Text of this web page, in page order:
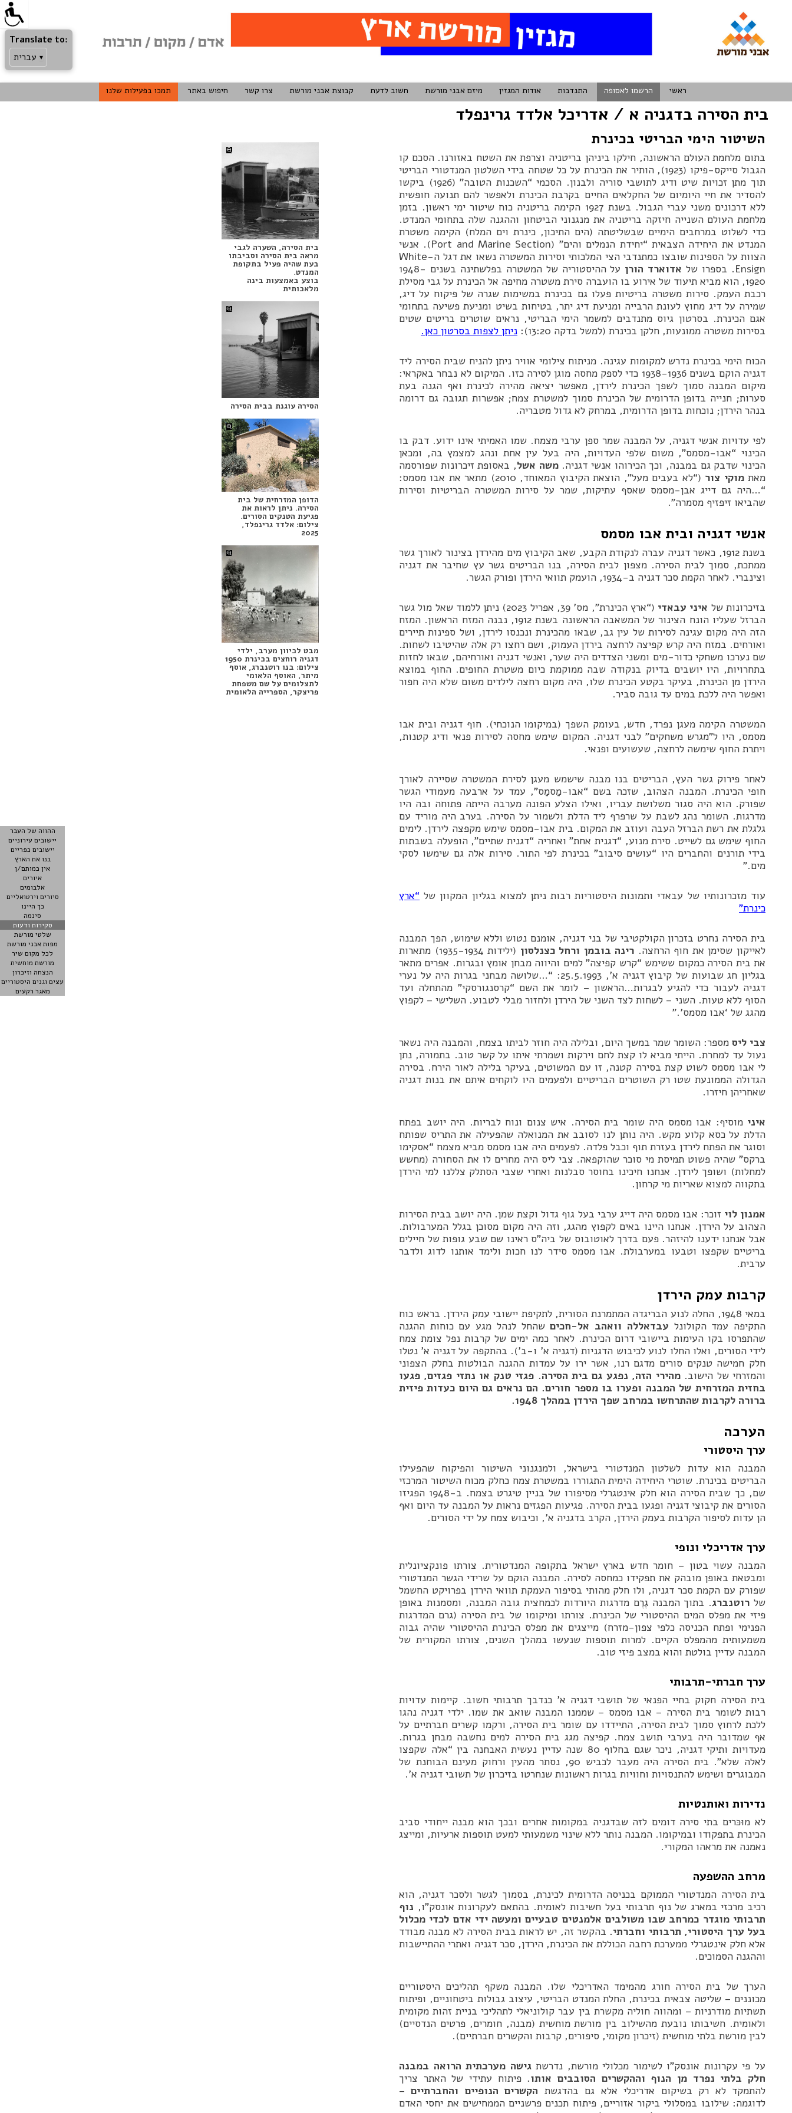
ההווה של העבר
יישובים עירוניים
יישובים כפריים
בנו את הארץ
אין כמותם/ן
איורים
אלבומים
סיורים וירטואליים
כך היינו
סינמה
סקירות ודעות
שלטי מורשת
מפות אבני מורשת
לכל מקום שיר
מורשת מוחשית
הנצחה וזיכרון
עצים וגנים היסטוריים
מאגר רקעים
to
תמכו בפעילות שלנו חיפוש באתר צרו קשר קבוצת אבני מורשת חשוב לדעת מיזם אבני מורשת אודות המגזין התנדבות הרשמו לאסופה ראשי
בית הסירה בדגניה א / אדריכל אלדד גרינפלד
השיטור הימי הבריטי בכינרת
בתום מלחמת העולם הראשונה, חילקו ביניהן בריטניה וצרפת את השטח באזורנו. הסכם קו
הגבול סייקס-פיקו (1923), הותיר את הכינרת על כל שטחה בידי השלטון המנדטורי הבריטי
תוך מתן זכויות שיט ודיג לתושבי סוריה ולבנון. הסכמי “השכנות הטובה” (1926) ביקשו
להסדיר את חיי היומיום של החקלאים החיים בקרבת הכינרת ולאפשר להם תנועה חופשית
ללא דרכונים משני עברי הגבול. בשנת 1927 הקימה בריטניה כוח שיטור ימי ראשון. בזמן
מלחמת העולם השנייה חיזקה בריטניה את מנגנוני הביטחון וההגנה שלה בתחומי המנדט.
כדי לשלוט במרחבים הימיים שבשליטתה (הים התיכון, כינרת וים המלח) הקימה משטרת
המנדט את היחידה הצבאית “יחידת הנמלים והים” (Port and Marine Section). אנשי
הצוות על הספינות שובצו כמתנדבי הצי המלכותי וסירות המשטרה נשאו את דגל ה-White
Ensign. בספרו של
אדוארד הורן
על ההיסטוריה של המשטרה בפלשתינה בשנים 1948-
1920, הוא מביא תיעוד של אירוע בו הועברה סירת משטרה מחיפה אל הכינרת על גבי מסילת
רכבת העמק. סירות משטרה בריטיות פעלו גם בכינרת במשימות שגרה של פיקוח על דיג,
שמירה על דיג מחוץ לעונת הרבייה ומניעת דיג יתר, בטיחות בשיט ומניעת פשיעה בתחומי
אגם הכינרת. בסרטון גיוס מתנדבים למשמר הימי הבריטי, נראים שוטרים בריטים שטים
בסירות משטרה ממונעות, חלקן בכינרת (למשל בדקה 13:20):
ניתן לצפות בסרטון כאן.
הכוח הימי בכינרת נדרש למקומות עגינה. מניתוח צילומי אוויר ניתן להניח שבית הסירה ליד
דגניה הוקם בשנים 1938-1936 כדי לספק מחסה מוגן לסירה כזו. המיקום לא נבחר באקראי:
מיקום המבנה סמוך לשפך הכינרת לירדן, מאפשר יציאה מהירה לכינרת ואף הגנה בעת
סערות; חנייה בדופן הדרומית של הכינרת סמוך למשטרת צמח; אפשרות תגובה גם דרומה
בנהר הירדן; נוכחות בדופן הדרומית, במרחק לא גדול מטבריה.
לפי עדויות אנשי דגניה, על המבנה שמר ספן ערבי מצמח. שמו האמיתי אינו ידוע. דבק בו
הכינוי “אבו-מסמס”, משום שלפי העדויות, היה בעל עין אחת ונהג למצמץ בה, ומכאן
הכינוי שדבק גם במבנה, וכך הכירוהו אנשי דגניה.משה אשל, באסופת זיכרונות שפורסמה
מאתמוקי צור
(“לא בעבים מעל”, הוצאת הקיבוץ המאוחד, 2010) מתאר את אבו מסמס:
“…היה גם דייג אבן-מסמס שאסף עתיקות, שמר על סירות המשטרה הבריטיות וסירות
שהביאו זיפזיף מסמרה”.
אנשי דגניה ובית אבו מסמס
בשנת 1912, כאשר דגניה עברה לנקודת הקבע, שאב הקיבוץ מים מהירדן בצינור לאורך גשר
ממתכת, סמוך לבית הסירה. מצפון לבית הסירה, בנו הבריטים גשר עץ שחיבר את דגניה
וצינברי. לאחר הקמת סכר דגניה ב-1934, הועמק תוואי הירדן ופורק הגשר.
בזיכרונות של איני עבאדי
(“ארץ הכינרת”, מס’ 39, אפריל 2023) ניתן ללמוד שאל מול גשר
הברזל שעליו הונח הצינור של המשאבה הראשונה בשנת 1912, נבנה המזח הראשון. המזח
הזה היה מקום עגינה לסירות של עין גב, שבאו מהכינרת ונכנסו לירדן, ושל ספינות תיירים
ואורחים. במזח היה קרש קפיצה לרחצה בירדן העמוק, ושם רחצו רק אלה שהיטיבו לשחות.
שם נערכו משחקי כדור-מים ומשני הצדדים היה שער, ואנשי דגניה ואורחיהם, שבאו לחזות
בתחרויות, היו יושבים בדיוק בנקודה שבה ממוקמת כיום משטרת החופים. החוף במוצא
הירדן מן הכינרת, בעיקר בקטע הכינרת שלו, היה מקום רחצה לילדים משום שלא היה חפור
ואפשר היה ללכת במים עד גובה סביר.
המשטרה הקימה מעגן נפרד, חדש, בעומק השפך (במיקומו הנוכחי). חוף דגניה ובית אבו
מסמס, היו ל”מגרש משחקים” לבני דגניה. המקום שימש מחסה לסירות פנאי ודיג קטנות,
ויתרת החוף שימשה לרחצה, שעשועים ופנאי.
לאחר פירוק גשר העץ, הבריטים בנו מבנה שישמש מעגן לסירת המשטרה שסיירה לאורך
חופי הכינרת. המבנה הצהוב, שזכה בשם “אבו-מַסמַס”, עמד על ארבעה מעמודי הגשר
שפורק. הוא היה סגור משלושת עבריו, ואילו הצלע הפונה מערבה הייתה פתוחה ובה היו
מדרגות. השומר נהג לשבת על שרפרף ליד הדלת ולשמור על הסירה. בערב היה מוריד עם
גלגלת את רשת הברזל העבה ועוזב את המקום. בית אבו-מסמס שימש מקפצה לירדן. לימים
החוף שימש גם לשייט. סירת מנוע, “דגנית אחת” ואחריה “דגנית שתיים”, הופעלה בשבתות
בידי תורנים והחברים היו “עושים סיבוב” בכינרת לפי התור. סירות אלה גם שימשו לסקי
מים.”
עוד מזכרונותיו של עבאדי ותמונות היסטוריות רבות ניתן למצוא בגליון המקוון של “ארץ
כינרת”
בית הסירה נחרט בזכרון הקולקטיבי של בני דגניה, אומנם נטוש וללא שימוש, הפך המבנה
לאייקון שסימן את חוף הרחצה. רינה בובמן ורחל כצנלסון
(ילידות 1935-1934) מתארות
את בית הסירה כמקום ששימש “קרש קפיצה” למים והיווה מבחן אומץ ובגרות. אפרים מתאר
בגליון חג שבועות של קיבוץ דגניה א’, 25.5.1993: “…שלושה מבחני בגרות היה על נערי
דגניה לעבור כדי להגיע לבגרות…הראשון – לומר את השם “קרסנגורסקי” מהתחלה ועד
הסוף ללא טעות. השני – לשחות לצד השני של הירדן ולחזור מבלי לטבוע. השלישי – לקפוץ
מהגג של ‘אבו מסמס’.”
צבי ליס מספר: השומר שמר במשך היום, ובלילה היה חוזר לביתו בצמח, והמבנה היה נשאר
נעול עד למחרת. הייתי מביא לו קצת לחם וירקות ושמרתי איתו על קשר טוב. בתמורה, נתן
לי אבו מסמס לשוט קצת בסירה קטנה, זו עם המשוטים, בעיקר בלילה לאור הירח. בסירה
הגדולה הממונעת שטו רק השוטרים הבריטיים ולפעמים היו לוקחים איתם את בנות דגניה
שאחריהן חיזרו.
איני מוסיף: אבו מסמס היה שומר בית הסירה. איש צנום ונוח לבריות. היה יושב בפתח
הדלת על כסא קלוע מקש. היה נותן לנו לסובב את המנואלה שהפעילה את התריס שפותח
וסוגר את הפתח לירדן בעזרת תוף וכבל פלדה. לפעמים היה אבו מסמס מביא מצמח “אסקימו
ברקס” שהיה פשוט תמיסת מי סוכר שהוקפאה. צבי ליס היה מחרים לו את הסחורה (מחשש
למחלות) ושופך לירדן. אנחנו חיכינו בחוסר סבלנות ואחרי שצבי הסתלק צללנו למי הירדן
בתקווה למצוא שאריות מי קרחון.
אמנון לוי זוכר: אבו מסמס היה דייג ערבי בעל גוף גדול וקצת שמן. היה יושב בבית הסירות
הצהוב על הירדן. אנחנו היינו באים לקפוץ מהגג, וזה היה מקום מסוכן בגלל המערבולות.
אבל אנחנו ידענו להיזהר. פעם בדרך לאוטובוס של ביה”ס ראינו שם שבע גופות של חיילים
בריטיים שקפצו וטבעו במערבולת. אבו מסמס סידר לנו חכות ולימד אותנו לדוג ולדבר
ערבית.
קרבות עמק הירדן
במאי 1948, החלה לנוע הבריגדה המתמרנת הסורית, לתקיפת יישובי עמק הירדן. בראש כוח
התקיפה עמד הקולונל עבדאללה וואהב אל-חכיםשהחל לנהל מגע עם כוחות ההגנה
שהתפרסו בקו העימות ביישובי דרום הכינרת. לאחר כמה ימים של קרבות נפל צומת צמח
לידי הסורים, ואלו החלו לנוע לכיבוש הדגניות (דגניה א’ ו-ב’). בהתקפה על דגניה א’ נטלו
חלק חמישה טנקים סורים מדגם רנו, אשר ירו על עמדות ההגנה הבולטות בחלק הצפוני
והמזרחי של הישוב.מהירי הזה, נפגע גם בית הסירה. פגזי טנק או נתזי פגזים, פגעו
בחזית המזרחית של המבנה ופערו בו מספר חורים. הם נראים גם היום כעדות פיזית
ברורה לקרבות שהתרחשו במרחב שפך הירדן במהלך 1948.
הערכה
ערך היסטורי
המבנה הוא עדות לשלטון המנדטורי בישראל, ולמנגנוני השיטור והפיקוח שהפעילו
הבריטים בכינרת. שוטרי היחידה הימית התגוררו במשטרת צמח כחלק מכוח השיטור המרכזי
שם, כך שבית הסירה הוא חלק אינטגרלי מסיפורו של בניין טיגרט בצמח. ב-1948 הפגיזו
הסורים את קיבוצי דגניה ופגעו בבית הסירה. פגיעות הפגזים נראות על המבנה עד היום ואף
הן עדות לסיפור הקרבות בעמק הירדן, הקרב בדגניה א’, וכיבוש צמח על ידי הסורים.
ערך אדריכלי ונופי
המבנה עשוי בטון – חומר חדש בארץ ישראל בתקופה המנדטורית. צורתו פונקציונלית
ומבטאת באופן מובהק את תפקידו כמחסה לסירה. המבנה הוקם על שרידי הגשר המנדטורי
שפורק עם הקמת סכר דגניה, ולו חלק מהותי בסיפור העמקת תוואי הירדן בפרויקט החשמל
של רוטנברג. בתוך המבנה גֶרֶם מדרגות היורדות לכמחצית גובה המבנה, ומסמנות באופן
פיזי את מפלס המים ההיסטורי של הכינרת. צורתו ומיקומו של בית הסירה (גרם המדרגות
הפנימי ופתח הכניסה כלפי צפון-מזרח) מייצגים את מפלס הכינרת ההיסטורי שהיה גבוה
משמעותית מהמפלס הקיים. למרות תוספות שנעשו במהלך השנים, צורתו המקורית של
המבנה עדיין בולטת והוא במצב פיזי טוב.
ערך חברתי-תרבותי
בית הסירה חקוק בחיי הפנאי של תושבי דגניה א’ כנדבך תרבותי חשוב. קיימות עדויות
רבות לשומר בית הסירה – אבו מסמס – שממנו המבנה שואב את שמו. ילדי דגניה נהגו
ללכת לרחוץ סמוך לבית הסירה, התיידדו עם שומר בית הסירה, ורקמו קשרים חברתיים על
אף שמדובר היה בערבי תושב צמח. קפיצה מגג בית הסירה למים נחשבה מבחן בגרות.
מעדויות ותיקי דגניה, ניכר שגם בחלוף 80 שנה עדיין נעשית האבחנה בין “אלה שקפצו
לאלה שלא”. בית הסירה היה מעבר לכביש 90, נסתר מהעין ורחוק מעינם הבוחנת של
המבוגרים ושימש להתנסויות וחוויות בגרות ראשונות שנחרטו בזיכרון של תשובי דגניה א’.
נדירות ואותנטיות
לא מוּכּרים בתי סירה דומים לזה שבדגניה במקומות אחרים ובכך הוא מבנה ייחודי סביב
הכינרת בתפקודו ובמיקומו. המבנה נותר ללא שינוי משמעותי למעט תוספות ארעיות, ומייצג
נאמנה את מראהו המקורי.
מרחב ההשפעה
בית הסירה המנדטורי הממוקם בכניסה הדרומית לכינרת, בסמוך לגשר ולסכר דגניה, הוא
רכיב מרכזי במארג של נוף תרבותי בעל חשיבות לאומית. בהתאם לעקרונות אונסק”ו, נוף
תרבותי מוגדר כמרחב שבו משולבים אלמנטים טבעיים ומעשה ידי אדם לכדי מכלול
בעל ערך היסטורי, תרבותי וחברתי. בהקשר זה, יש לראות בבית הסירה לא מבנה מבודד
אלא חלק אינטגרלי ממערכת רחבה הכוללת את הכינרת, הירדן, סכר דגניה ואתרי ההתיישבות
וההגנה הסמוכים.
הערך של בית הסירה חורג מהמימד האדריכלי שלו. המבנה משקף תהליכים היסטוריים
מכוננים – שליטה צבאית בכינרת, החלת המנדט הבריטי, עיצוב גבולות ביטחוניים, ופיתוח
תשתיות מודרניות – ומהווה חוליה מקשרת בין עבר קולוניאלי לתהליכי בניית זהות מקומית
ולאומית. חשיבותו נובעת מהשילוב בין מורשת מוחשית (מבנה, חומרים, פרטים הנדסיים)
לבין מורשת בלתי מוחשית (זיכרון מקומי, סיפורים, קרבות והקשרים חברתיים).
על פי עקרונות אונסק”ו לשימור מכלולי מורשת, נדרשתגישה מערכתית הרואה במבנה
חלק בלתי נפרד מן הנוף וההקשרים הסובבים אותו. פיתוח עתידי של האתר צריך
להתמקד לא רק בשיקום אדריכלי אלא גם בהדגשת הקשרים הנופיים והחברתיים–
לדוגמה: שילובו במסלולי ביקור אזוריים, פיתוח תכנים פרשניים הממחישים את יחסי האדם
בית הסירה, השערה לגבי
מראה בית הסירה וסביבתו
בעת שהיה פעיל בתקופת
המנדט.
בוצע באמצעות בינה
מלאכותית
הסירה עוגנת בבית הסירה
הדופן המזרחית של בית
הסירה. ניתן לראות את
פגיעת הטנקים הסורים.
צילום: אלדד גרינפלד,
2025
מבט לכיוון מערב, ילדי
דגניה רוחצים בכינרת 1950
צילום: בנו רוטנברג, אוסף
מיתר, האוסף הלאומי
לתצלומים על שם משפחת
פריצקר, הספרייה הלאומית
Translate to:
עברית ▾